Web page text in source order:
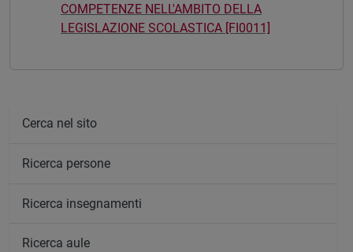
COMPETENZE NELL'AMBITO DELLA
LEGISLAZIONE SCOLASTICA [FI0011]
Cerca nel sito
Ricerca persone
Ricerca insegnamenti
Ricerca aule